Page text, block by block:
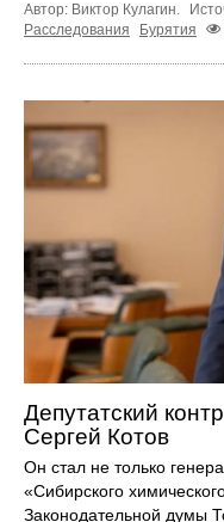
Автор: Виктор Кулагин.
Расследования
Бурятия
Депутатский
Сергей Котов
Он стал не только
«Сибирского
Законодательной думы